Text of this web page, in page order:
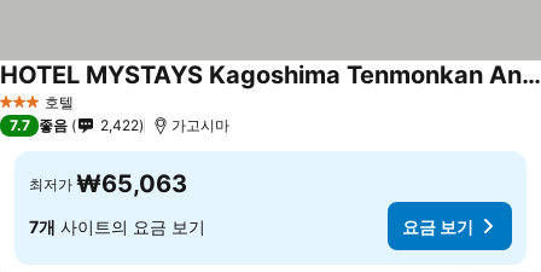
3 성급 호텔
HOTEL MYSTAYS Kagoshima Tenmonkan Annex
요금 보기
7.7 좋음 2,422 가고시마
최저가 ₩65,063
7개 사이트의 요금 보기 요금 보기